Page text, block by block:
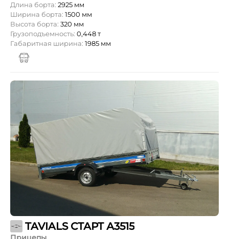
Длина борта: 2925 мм
Ширина борта: 1500 мм
Высота борта: 320 мм
Грузоподъемность: 0,448 т
Габаритная ширина: 1985 мм
TAVIALS СТАРТ А3515